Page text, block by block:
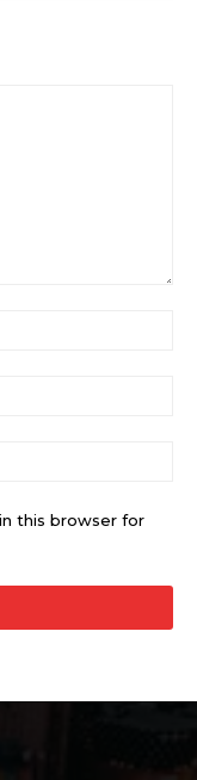
this browser for